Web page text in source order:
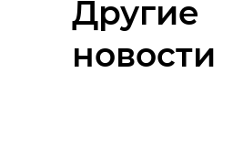
Другие
новости